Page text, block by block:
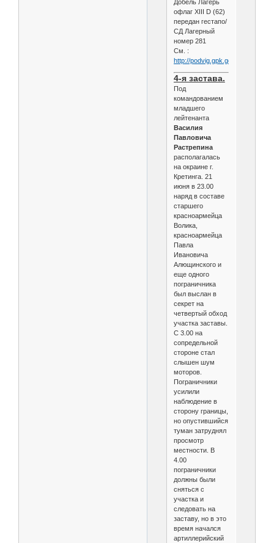
Добель Лагерь
офлаг XIII D (62)
передан гестапо/
СД Лагерный
номер 281
См. :
http://podvig.gpk.gov.by/ls/12075/
4-я застава.
Под
командованием
младшего
лейтенанта
Василия
Павловича
Растрепина
располагалась
на окраине г.
Кретинга. 21
июня в 23.00
наряд в составе
старшего
красноармейца
Волика,
красноармейца
Павла
Ивановича
Алющинского и
еще одного
пограничника
был выслан в
секрет на
четвертый обход
участка заставы.
С 3.00 на
сопредельной
стороне стал
слышен шум
моторов.
Пограничники
усилили
наблюдение в
сторону границы,
но опустившийся
туман затруднял
просмотр
местности. В
4.00
пограничники
должны были
сняться с
участка и
следовать на
заставу, но в это
время начался
артиллерийский